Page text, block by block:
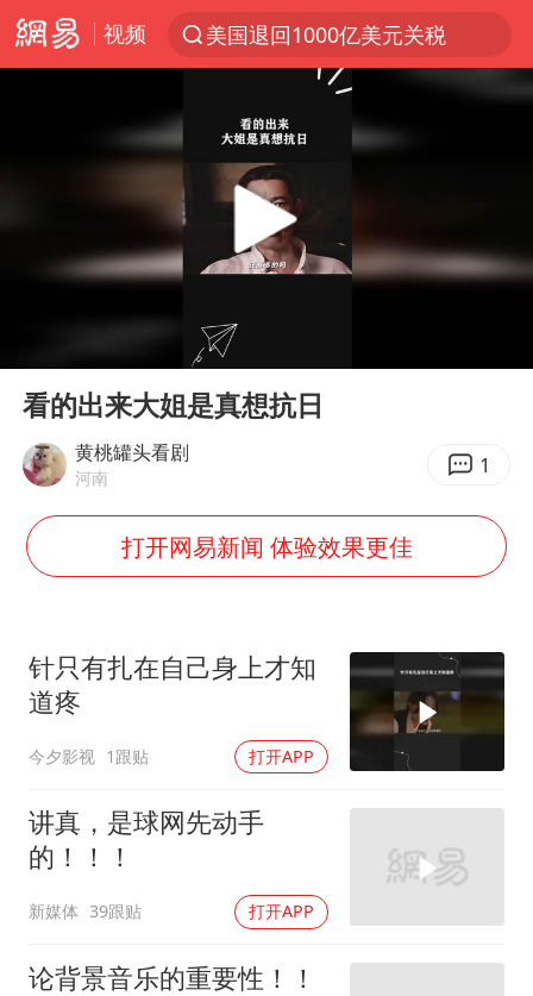
视频
美国退回1000亿美元关税
探寻“技能+”促就业创业新路
台风白海豚可能在浙江登陆
38岁山东财大教授刘海明逝世
《Monica》填词人黎彼得去世
人贩子“梅姨”真实姓名曝光
一枚俄导弹都没击落 泽连斯基发声
41岁女子为鼓励女儿考上985研究生
Play
看的出来大姐是真想抗日
黄桃罐头看剧
河南 1
打开网易新闻 体验效果更佳
针只有扎在自己身上才知
道疼
今夕影视 1跟贴 打开APP
讲真，是球网先动手
的！！！
新媒体 39跟贴 打开APP
论背景音乐的重要性！！